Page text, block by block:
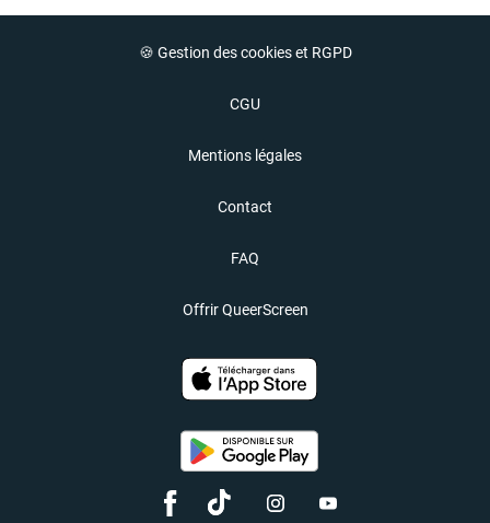
🍪 Gestion des cookies et RGPD
CGU
Mentions légales
Contact
FAQ
Offrir QueerScreen